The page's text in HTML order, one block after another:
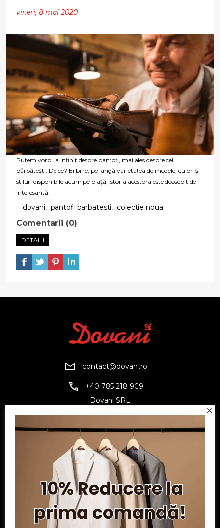
vineri, 8 mai 2020
Putem vorbi la infinit despre pantofi, mai ales despre cei
bărbătești. De ce? Ei bine, pe lângă varietatea de modele, culori și
stiluri disponibile acum pe piață, istoria acestora este deosebit de
interesantă.
dovani, pantofi barbatesti, colectie noua
Comentarii (0)
DETALII
contact@dovani.ro
+40 785 218 909
Dovani SRL
Reg. Com.: J07/1134/1994
Facebook
TwitterYouTube
Informatii
Contul meu